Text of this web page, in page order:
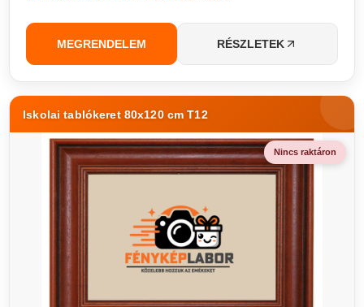
MEGRENDELEM RÉSZLETEK
Iskolai tablókeret 80x120 cm T12
Nincs raktáron